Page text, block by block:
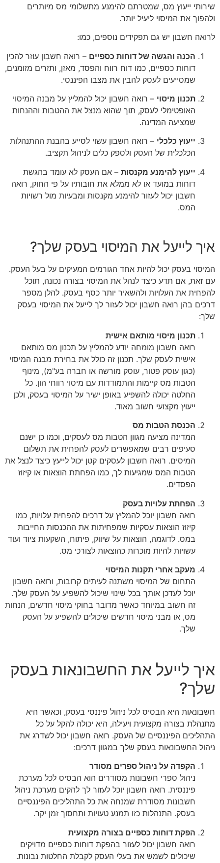
שירותי ייעוץ מס, שמטרתם להימנע מתשלומי מס מיותרים
ולהפוך את המיסוי ליעיל יותר.
לרואה חשבון יש גם תפקידים נוספים, כמו:
הכנה והגשה של דוחות כספיים – רואה חשבון עוזר להכין
דוחות כספיים, כמו דוח רווח והפסד, מאזן, ותזרים מזומנים,
שמסייעים לעסק להבין את מצבו הפיננסי.
תכנון מיסוי – רואה חשבון יכול להמליץ על מבנה המיסוי
האופטימלי לעסק, תוך שהוא מנצל את ההטבות וההנחות
שמציעה המדינה.
ייעוץ כלכלי – רואה חשבון עשוי לסייע בהבנת ההתנהלות
הכלכלית של העסק ולספק כלים לניהול תקציב.
ייעוץ להימנע מקנסות – אם העסק לא עומד בהגשת
דוחות במועד או לא ממלא את חובותיו על פי החוק, רואה
חשבון יכול לעזור להימנע מקנסות ומבעיות מול רשויות
המס.
איך לייעל את המיסוי בעסק שלך?
המיסוי בעסק יכול להיות אחד הגורמים המעיקים על בעל העסק.
עם זאת, אם תדע כיצד לנהל את המיסוי בצורה נכונה, תוכל
להפחית את העלויות ולהשאיר יותר כסף בעסק. להלן מספר
דרכים בהן רואה חשבון יכול לעזור לך לייעל את המיסוי בעסק
שלך:
תכנון מיסוי מותאם אישית
רואה חשבון מומחה יודע להמליץ על תכנון מס מותאם
אישית לעסק שלך. תכנון זה כולל את בחירת מבנה המיסוי
(כגון עוסק פטור, עוסק מורשה או חברה בע"מ), מינוף
הטבות מס קיימות והתמודדות עם מיסוי רווחי הון. כל
החלטה יכולה להשפיע באופן ישיר על המיסוי בעסק, ולכן
ייעוץ מקצועי חשוב מאוד.
הכנסת הטבות מס
המדינה מציעה מגוון הטבות מס לעסקים, וכמו כן ישנם
סעיפים רבים שמאפשרים לעסק להפחית את תשלום
המיסים. רואה חשבון לעסקים קטן יכול לייעץ כיצד לנצל את
הטבות המס שמגיעות לך, כמו הפחתת הוצאות או קיזוז
הפסדים.
הפחתת עלויות בעסק
רואה חשבון יוכל להמליץ על דרכים להפחית עלויות, כמו
קיזוז הוצאות עסקיות שמפחיתות את ההכנסות החייבות
במס. לדוגמה, הוצאות על שיווק, פיתוח, השקעות ציוד ועוד
עשויות להיות מוכרות כהוצאות לצורכי מס.
מעקב אחרי תקנות המיסוי
התחום של המיסוי משתנה לעיתים קרובות, ורואה חשבון
יוכל לעדכן אותך בכל שינוי שיכול להשפיע על העסק שלך.
זה חשוב במיוחד כאשר מדובר בחוקי מיסוי חדשים, הנחות
מס, או מבני מיסוי חדשים שיכולים להשפיע על העסק
שלך.
איך לייעל את החשבונאות בעסק
שלך?
חשבונאות היא הבסיס לכל ניהול פיננסי בעסק, וכאשר היא
מתנהלת בצורה מקצועית ויעילה, היא יכולה להקל על כל
התהליכים הפיננסיים של העסק. רואה חשבון יכול לשדרג את
ניהול החשבונאות בעסק שלך במגוון דרכים:
הקפדה על ניהול ספרים מסודר
ניהול ספרי חשבונות מסודרים הוא הבסיס לכל מערכת
פיננסית. רואה חשבון יוכל לעזור לך להקים מערכת ניהול
חשבונות מסודרת שמנחה את כל התהליכים הפיננסיים
בעסק. התנהלות כזו תמנע טעויות ותחסוך זמן יקר.
הפקת דוחות כספיים בצורה מקצועית
רואה חשבון יכול לעזור בהפקת דוחות כספיים מדויקים
שיכולים לשמש את בעלי העסק לקבלת החלטות נבונות.